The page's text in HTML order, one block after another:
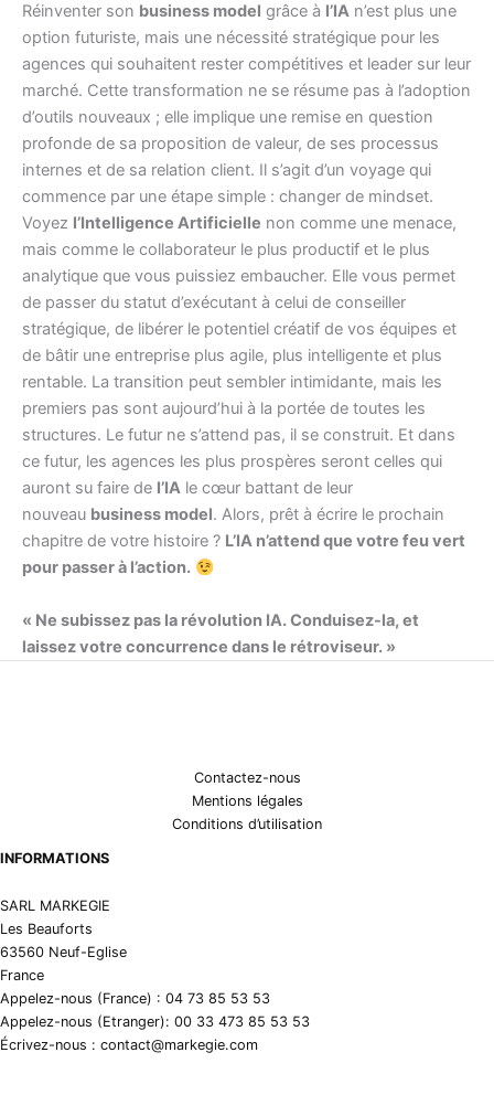
Réinventer son business model grâce à l’IA n’est plus une
option futuriste, mais une nécessité stratégique pour les
agences qui souhaitent rester compétitives et leader sur leur
marché. Cette transformation ne se résume pas à l’adoption
d’outils nouveaux ; elle implique une remise en question
profonde de sa proposition de valeur, de ses processus
internes et de sa relation client. Il s’agit d’un voyage qui
commence par une étape simple : changer de mindset.
Voyez l’Intelligence Artificielle non comme une menace,
mais comme le collaborateur le plus productif et le plus
analytique que vous puissiez embaucher. Elle vous permet
de passer du statut d’exécutant à celui de conseiller
stratégique, de libérer le potentiel créatif de vos équipes et
de bâtir une entreprise plus agile, plus intelligente et plus
rentable. La transition peut sembler intimidante, mais les
premiers pas sont aujourd’hui à la portée de toutes les
structures. Le futur ne s’attend pas, il se construit. Et dans
ce futur, les agences les plus prospères seront celles qui
auront su faire de l’IA le cœur battant de leur
nouveau business model. Alors, prêt à écrire le prochain
chapitre de votre histoire ? L’IA n’attend que votre feu vert
pour passer à l’action.
« Ne subissez pas la révolution IA. Conduisez-la, et
laissez votre concurrence dans le rétroviseur. »
Contactez-nous
Mentions légales
Conditions d’utilisation
INFORMATIONS
SARL MARKEGIE
Les Beauforts
63560 Neuf-Eglise
France
Appelez-nous (France) : 04 73 85 53 53
Appelez-nous (Etranger): 00 33 473 85 53 53
Écrivez-nous : contact@markegie.com